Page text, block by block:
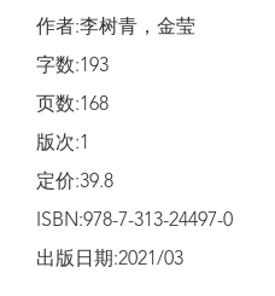
作者:李树青，金莹
字数:193
页数:168
版次:1
定价:39.8
ISBN:978-7-313-24497-0
出版日期:2021/03